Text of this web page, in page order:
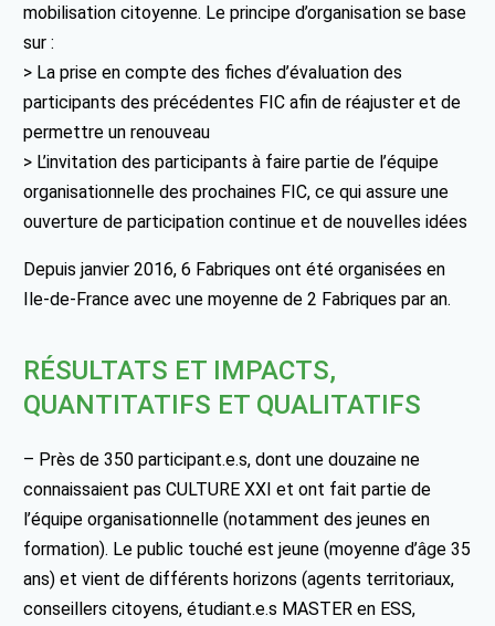
mobilisation citoyenne. Le principe d’organisation se base
sur :
> La prise en compte des fiches d’évaluation des
participants des précédentes FIC afin de réajuster et de
permettre un renouveau
> L’invitation des participants à faire partie de l’équipe
organisationnelle des prochaines FIC, ce qui assure une
ouverture de participation continue et de nouvelles idées
Depuis janvier 2016, 6 Fabriques ont été organisées en
Ile-de-France avec une moyenne de 2 Fabriques par an.
RÉSULTATS ET IMPACTS,
QUANTITATIFS ET QUALITATIFS
– Près de 350 participant.e.s, dont une douzaine ne
connaissaient pas CULTURE XXI et ont fait partie de
l’équipe organisationnelle (notamment des jeunes en
formation). Le public touché est jeune (moyenne d’âge 35
ans) et vient de différents horizons (agents territoriaux,
conseillers citoyens, étudiant.e.s MASTER en ESS,